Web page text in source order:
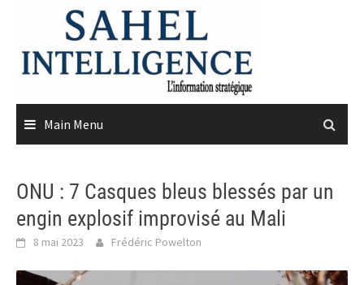
content
Main Menu
ONU : 7 Casques bleus blessés par un
engin explosif improvisé au Mali
8 mai 2023 Frédéric Powelton